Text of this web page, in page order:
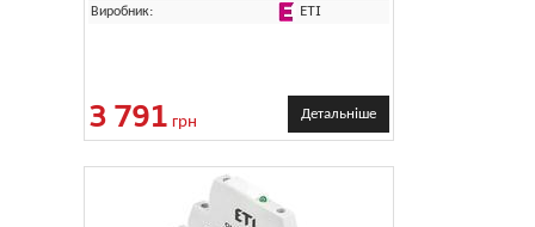
Виробник: ETI
3 791 грн Детальніше